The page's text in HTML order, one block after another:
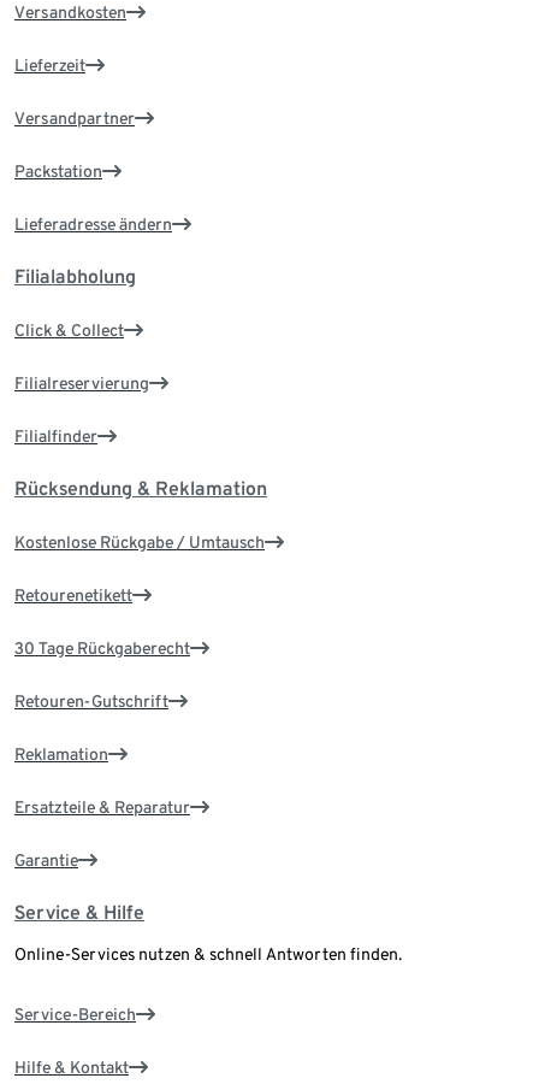
Versandkosten
Lieferzeit
Versandpartner
Packstation
Lieferadresse ändern
Filialabholung
Click & Collect
Filialreservierung
Filialfinder
Rücksendung & Reklamation
Kostenlose Rückgabe / Umtausch
Retourenetikett
30 Tage Rückgaberecht
Retouren-Gutschrift
Reklamation
Ersatzteile & Reparatur
Garantie
Service & Hilfe
Online-Services nutzen & schnell Antworten finden.
Service-Bereich
Hilfe & Kontakt